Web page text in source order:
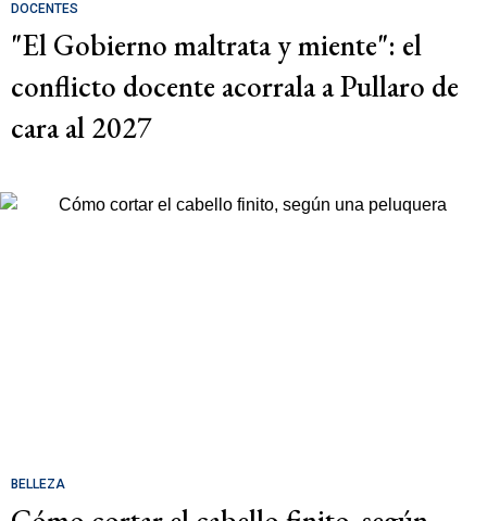
DOCENTES
"El Gobierno maltrata y miente": el
conflicto docente acorrala a Pullaro de
cara al 2027
BELLEZA